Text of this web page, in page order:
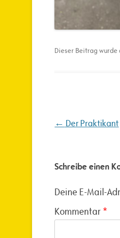
Dieser Beitrag wurde
Beitragsnavigation
← Der Praktikant
Schreibe einen
Deine E-Mail-
Kommentar *